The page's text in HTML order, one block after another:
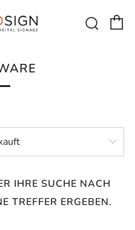
IHRE SUCHE NACH
TREFFER ERGEBEN.